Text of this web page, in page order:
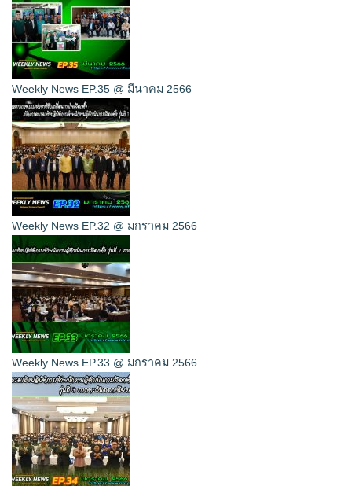
Weekly News EP.35 @ มีนาคม 2566
Weekly News EP.32 @ มกราคม 2566
Weekly News EP.33 @ มกราคม 2566